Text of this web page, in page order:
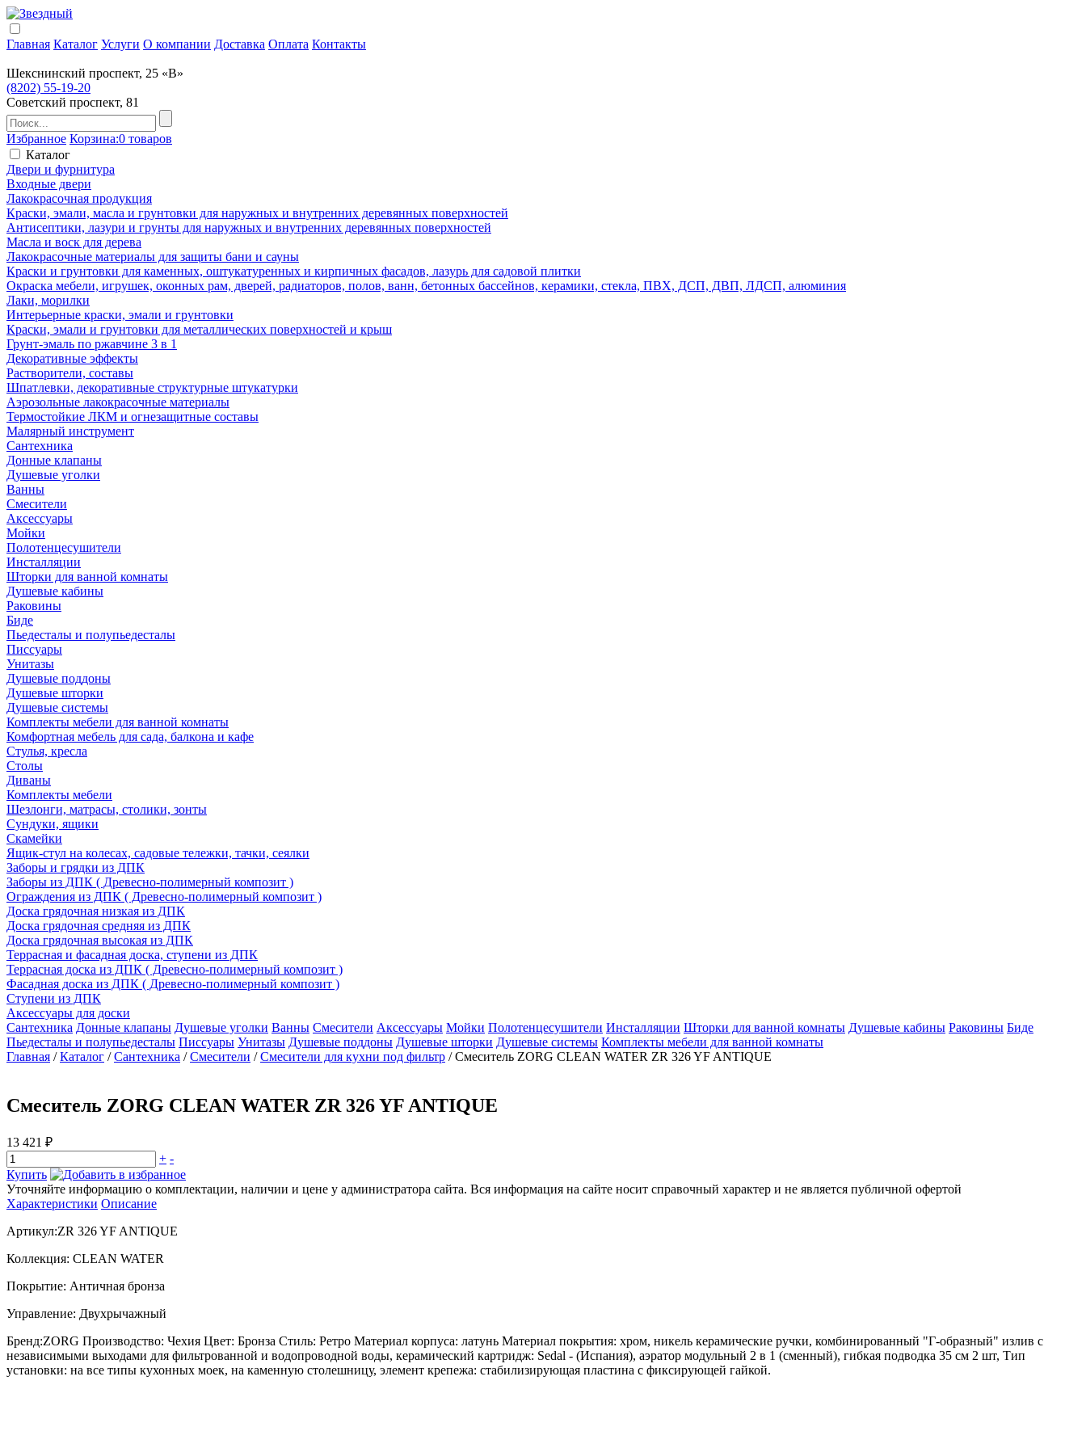
Главная Каталог Услуги О компании Доставка Оплата Контакты
Шекснинский проспект, 25 «В»
(8202) 55-19-20
Советский проспект, 81
Избранное Корзина:0 товаров
Каталог
Двери и фурнитура
Входные двери
Лакокрасочная продукция
Краски, эмали, масла и грунтовки для наружных и внутренних деревянных поверхностей
Антисептики, лазури и грунты для наружных и внутренних деревянных поверхностей
Масла и воск для дерева
Лакокрасочные материалы для защиты бани и сауны
Краски и грунтовки для каменных, оштукатуренных и кирпичных фасадов, лазурь для садовой плитки
Окраска мебели, игрушек, оконных рам, дверей, радиаторов, полов, ванн, бетонных бассейнов, керамики, стекла, ПВХ, ДСП, ДВП, ЛДСП, алюминия
Лаки, морилки
Интерьерные краски, эмали и грунтовки
Краски, эмали и грунтовки для металлических поверхностей и крыш
Грунт-эмаль по ржавчине 3 в 1
Декоративные эффекты
Растворители, составы
Шпатлевки, декоративные структурные штукатурки
Аэрозольные лакокрасочные материалы
Термостойкие ЛКМ и огнезащитные составы
Малярный инструмент
Сантехника
Донные клапаны
Душевые уголки
Ванны
Смесители
Аксессуары
Мойки
Полотенцесушители
Инсталляции
Шторки для ванной комнаты
Душевые кабины
Раковины
Биде
Пьедесталы и полупьедесталы
Писсуары
Унитазы
Душевые поддоны
Душевые шторки
Душевые системы
Комплекты мебели для ванной комнаты
Комфортная мебель для сада, балкона и кафе
Стулья, кресла
Столы
Диваны
Комплекты мебели
Шезлонги, матрасы, столики, зонты
Сундуки, ящики
Скамейки
Ящик-стул на колесах, садовые тележки, тачки, сеялки
Заборы и грядки из ДПК
Заборы из ДПК ( Древесно-полимерный композит )
Ограждения из ДПК ( Древесно-полимерный композит )
Доска грядочная низкая из ДПК
Доска грядочная средняя из ДПК
Доска грядочная высокая из ДПК
Террасная и фасадная доска, ступени из ДПК
Террасная доска из ДПК ( Древесно-полимерный композит )
Фасадная доска из ДПК ( Древесно-полимерный композит )
Ступени из ДПК
Аксессуары для доски
Сантехника Донные клапаны Душевые уголки Ванны Смесители Аксессуары Мойки Полотенцесушители Инсталляции Шторки для ванной комнаты Душевые кабины Раковины Биде
Пьедесталы и полупьедесталы Писсуары Унитазы Душевые поддоны Душевые шторки Душевые системы Комплекты мебели для ванной комнаты
Главная / Каталог / Сантехника / Смесители / Смесители для кухни под фильтр /Смеситель ZORG CLEAN WATER ZR 326 YF ANTIQUE
Смеситель ZORG CLEAN WATER ZR 326 YF ANTIQUE
13 421 ₽
+ -
Купить
Уточняйте информацию о комплектации, наличии и цене у администратора сайта. Вся информация на сайте носит справочный характер и не является публичной офертой
Характеристики Описание
Артикул:ZR 326 YF ANTIQUE
Коллекция: CLEAN WATER
Покрытие: Античная бронза
Управление: Двухрычажный
Бренд:ZORG Производство: Чехия Цвет: Бронза Стиль: Ретро Материал корпуса: латунь Материал покрытия: хром, никель керамические ручки, комбинированный "Г-образный" излив с
независимыми выходами для фильтрованной и водопроводной воды, керамический картридж: Sedal - (Испания), аэратор модульный 2 в 1 (сменный), гибкая подводка 35 см 2 шт, Тип
установки: на все типы кухонных моек, на каменную столешницу, элемент крепежа: стабилизирующая пластина с фиксирующей гайкой.